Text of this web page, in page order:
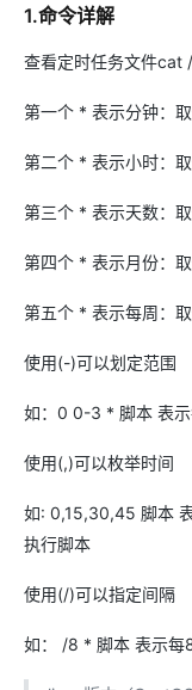
1.命令详解
查看定时任务文件
第一个 * 表示分钟：
第二个 * 表示小时：
第三个 * 表示天数：
第四个 * 表示月份：
第五个 * 表示每周：
使用(-)可以划定范围
如：0 0-3 * 脚本 表
使用(,)可以枚举时间
如: 0,15,30,45 脚本
执行脚本
使用(/)可以指定间隔
如： /8 * 脚本 表示每